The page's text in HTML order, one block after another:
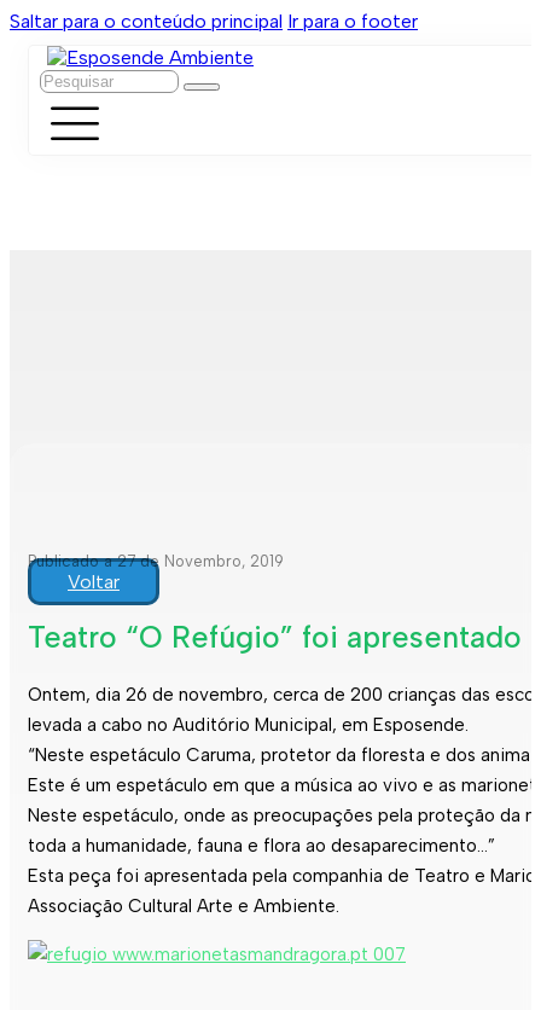
Saltar para o conteúdo principal Ir para o footer
Pesquisar
Publicado a 27 de Novembro, 2019
Voltar
Teatro “O Refúgio” foi
Ontem, dia 26 de novembro, cerca de 200 crianças das
levada a cabo no Auditório Municipal, em Esposende.
“Neste espetáculo Caruma, protetor da floresta e dos
Este é um espetáculo em que a música ao vivo e as
Neste espetáculo, onde as preocupações pela proteção da
toda a humanidade, fauna e flora ao desaparecimento…”
Esta peça foi apresentada pela companhia de Teatro e
Associação Cultural Arte e Ambiente.